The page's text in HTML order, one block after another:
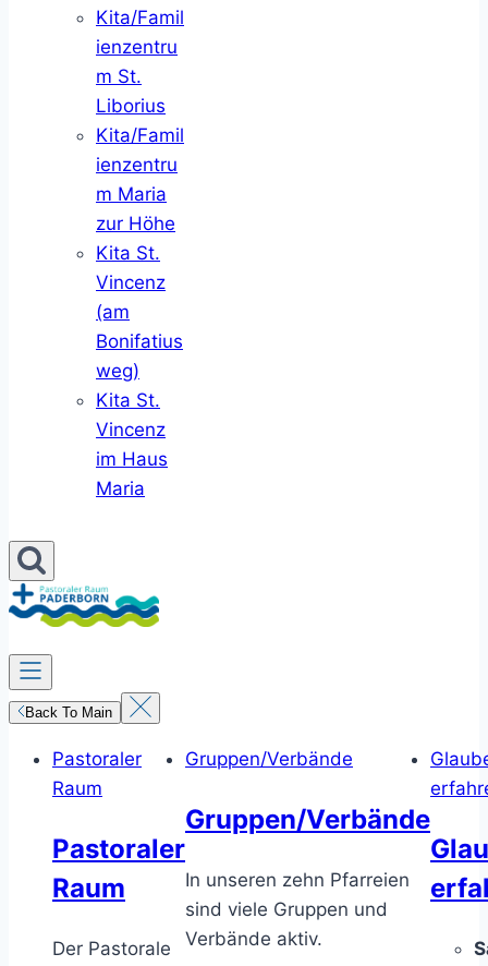
Kita/Famil
ienzentru
m St.
Liborius
Kita/Famil
ienzentru
m Maria
zur Höhe
Kita St.
Vincenz
(am
Bonifatius
weg)
Kita St.
Vincenz
im Haus
Maria
Back To Main
Pastoraler
Raum
Pastoraler
Raum
Der Pastorale
Gruppen/Verbände
Gruppen/Verbände
In unseren zehn Pfarreien
sind viele Gruppen und
Verbände aktiv.